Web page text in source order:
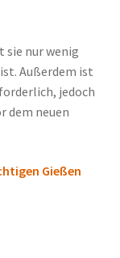
sie nur wenig
Außerdem ist
jedoch
dem neuen
Gießen